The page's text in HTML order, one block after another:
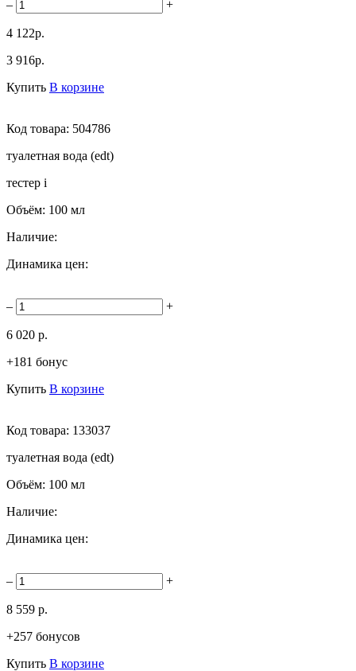
– +
4 122р.
3 916р.
Купить В корзине
Код товара: 504786
туалетная вода (edt)
тестер i
Объём: 100 мл
Наличие:
Динамика цен:
– +
6 020 р.
+181 бонус
Купить В корзине
Код товара: 133037
туалетная вода (edt)
Объём: 100 мл
Наличие:
Динамика цен:
– +
8 559 р.
+257 бонусов
Купить В корзине